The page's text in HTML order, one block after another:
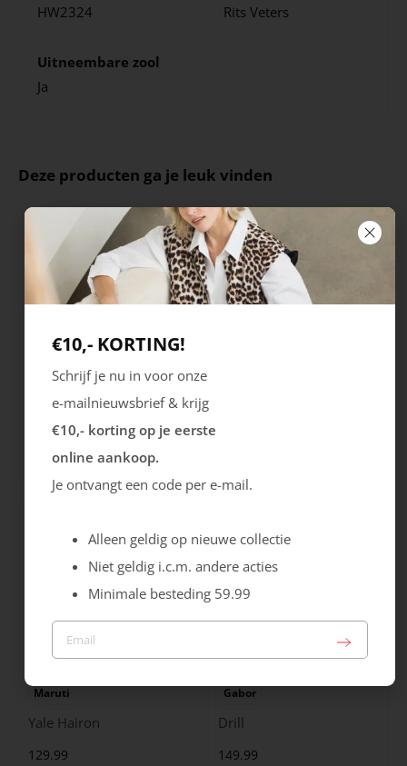
HW2324
Rits Veters
Uitneembare zool
Ja
Deze producten ga je leuk vinden
Rieker
Cristallino
Maruti
Yale Hairon
129.99
Gabor
Drill
149.99
€10,- KORTING!
Schrijf je nu in voor onze
e-mailnieuwsbrief & krijg
€10,- korting op je eerste
online aankoop.
Je ontvangt een code per e-mail.
Alleen geldig op nieuwe collectie
Niet geldig i.c.m. andere acties
Minimale besteding 59.99